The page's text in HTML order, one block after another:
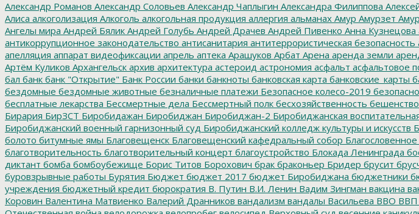
Александр Романов Александр Соловьев Александр Чаплыгин Александра Филиппова
Алиса алкоголизация Алкоголь алкогольная продукция аллергия альманах Амур Амурзет
Ангелы мира Андрей Бялик Андрей Голубь Андрей Драчев Андрей Пивенко Анна Кузнецова
антикоррупционное законодательство антисанитария антитеррористическая безопасность
апелляция аппарат видеофиксации апрель аптека Арашуков Арбат Арена аренда земли
Артём Куликов Архангельск архив архитектура астероид астрономия асфальт асфальтовое
бал банк банк "Открытие" Банк России банки банкноты банковская карта банковские_карты
бездомные бездомные животные безналичные платежи Безопасное колесо-2019
бесплатные лекарства Бессмертные дела Бессмертный полк бесхозяйственность бешенство
Бирария БирЗСТ Биробидажан Биробиджан Биробиджан-2 Биробиджанская
Биробиджанский военный гарнизонный суд Биробиджанский колледж культуры и искусств
болото битумные ямы Благовещенск Благовещенский кафедральный собор Благословенное
благотворительность благотворительный концерт благоустройство Блокада Ленинграда
диктант бомба бомбоубежище Борис Титов Борохович брак браконьер Бридер брусит
буровзрывные работы Бурятия Бюджет бюджет 2017 бюджет Биробиджана бюджетники
учреждения бюджетный кредит бюрократия В. Путин В.И. Ленин Вадим Зингман вакцина
Коровин Валентина Матвиенко Валерий Дранников вандализм вандалы Васильева ВВО ВВП